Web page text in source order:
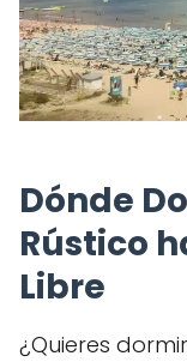
Dónde
Rústico
Libre
¿Quieres